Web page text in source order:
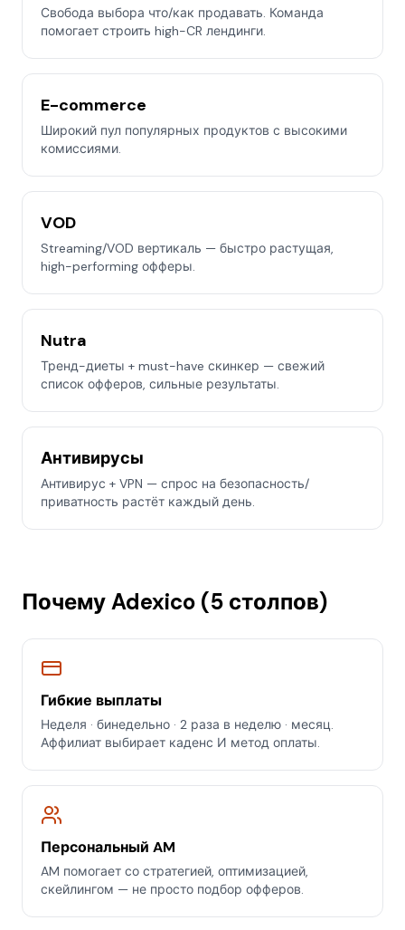
Свобода выбора что/как продавать. Команда
помогает строить high-CR лендинги.
E-commerce
Широкий пул популярных продуктов с высокими
комиссиями.
VOD
Streaming/VOD вертикаль — быстро растущая,
high-performing офферы.
Nutra
Тренд-диеты + must-have скинкер — свежий
список офферов, сильные результаты.
Антивирусы
Антивирус + VPN — спрос на безопасность/
приватность растёт каждый день.
Почему Adexico (5 столпов)
Гибкие выплаты
Неделя · бинедельно · 2 раза в неделю · месяц.
Аффилиат выбирает каденс И метод оплаты.
Персональный AM
AM помогает со стратегией, оптимизацией,
скейлингом — не просто подбор офферов.